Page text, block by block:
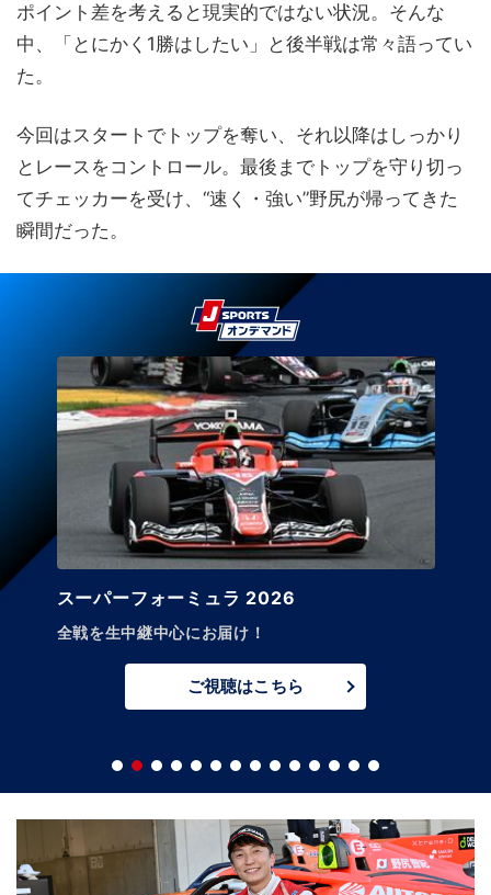
ポイント差を考えると現実的ではない状況。そんな
中、「とにかく1勝はしたい」と後半戦は常々語ってい
た。
今回はスタートでトップを奪い、それ以降はしっかり
とレースをコントロール。最後までトップを守り切っ
てチェッカーを受け、“速く・強い”野尻が帰ってきた
瞬間だった。
WRC世界ラリー選手権 2026
全戦放送！
さらにプレビュー、速報、レビューも放送/配信!